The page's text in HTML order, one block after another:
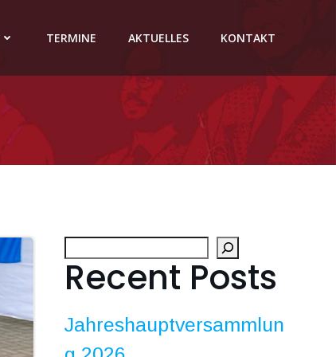
TERMINE AKTUELLES KONTAKT
Recent Posts
Jahreshauptversammlun